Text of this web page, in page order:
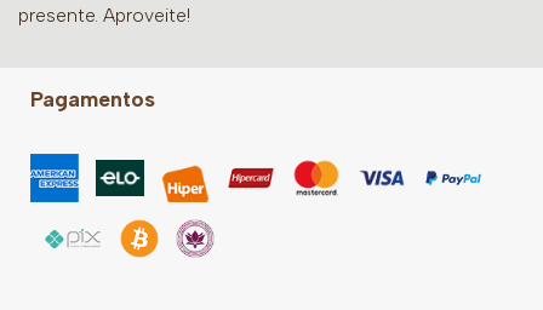
presente. Aproveite!
Pagamentos